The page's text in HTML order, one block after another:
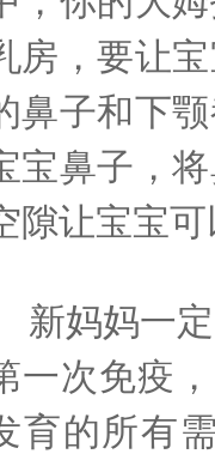
房，要让
鼻子和下
宝鼻子，
隙让宝宝
新妈妈一定
一次免疫
育的所有